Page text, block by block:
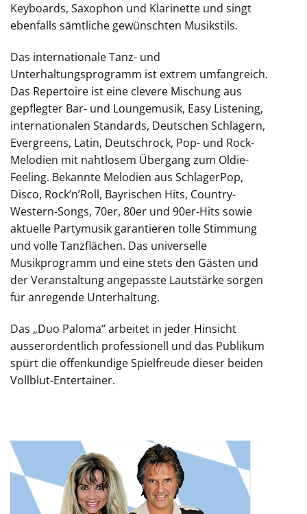
Keyboards, Saxophon und Klarinette und singt
ebenfalls sämtliche gewünschten Musikstils.
Das internationale Tanz- und
Unterhaltungsprogramm ist extrem umfangreich.
Das Repertoire ist eine clevere Mischung aus
gepflegter Bar- und Loungemusik, Easy Listening,
internationalen Standards, Deutschen Schlagern,
Evergreens, Latin, Deutschrock, Pop- und Rock-
Melodien mit nahtlosem Übergang zum Oldie-
Feeling. Bekannte Melodien aus SchlagerPop,
Disco, Rock’n’Roll, Bayrischen Hits, Country-
Western-Songs, 70er, 80er und 90er-Hits sowie
aktuelle Partymusik garantieren tolle Stimmung
und volle Tanzflächen. Das universelle
Musikprogramm und eine stets den Gästen und
der Veranstaltung angepasste Lautstärke sorgen
für anregende Unterhaltung.
Das „Duo Paloma“ arbeitet in jeder Hinsicht
ausserordentlich professionell und das Publikum
spürt die offenkundige Spielfreude dieser beiden
Vollblut-Entertainer.